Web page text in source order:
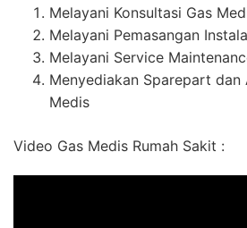
Melayani Konsultasi Gas
Melayani Pemasangan
Melayani Service
Menyediakan Sparepart dan
Medis
Video Gas Medis Rumah Sakit :